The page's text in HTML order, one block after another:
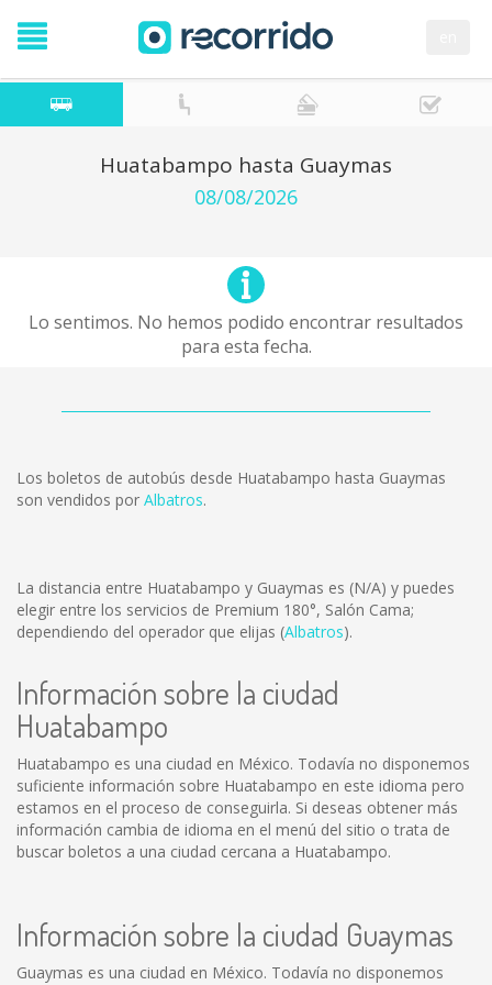
Huatabampo hasta Guaymas
08/08/2026
Lo sentimos. No hemos podido encontrar resultados
para esta fecha.
Los boletos de autobús desde Huatabampo hasta Guaymas
son vendidos por Albatros.
La distancia entre Huatabampo y Guaymas es (N/A) y puedes
elegir entre los servicios de Premium 180°, Salón Cama;
dependiendo del operador que elijas (Albatros).
Información sobre la ciudad
Huatabampo
Huatabampo es una ciudad en México. Todavía no disponemos
suficiente información sobre Huatabampo en este idioma pero
estamos en el proceso de conseguirla. Si deseas obtener más
información cambia de idioma en el menú del sitio o trata de
buscar boletos a una ciudad cercana a Huatabampo.
Información sobre la ciudad Guaymas
Guaymas es una ciudad en México. Todavía no disponemos